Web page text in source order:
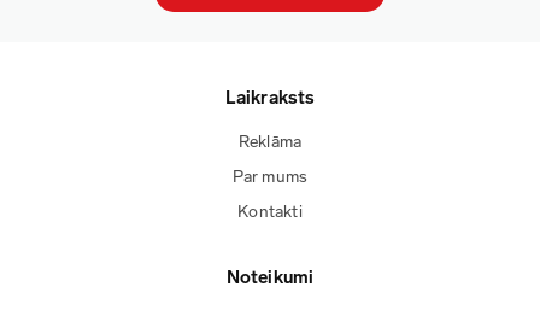
Laikraksts
Reklāma
Par mums
Kontakti
Noteikumi